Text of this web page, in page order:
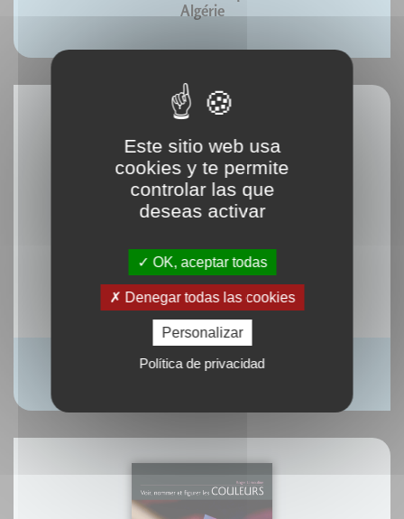
Algérie
ePub : Typo & web
Este sitio web usa
cookies y te permite
controlar las que
deseas activar
OK, aceptar todas
Denegar todas las cookies
Personalizar
Política de privacidad